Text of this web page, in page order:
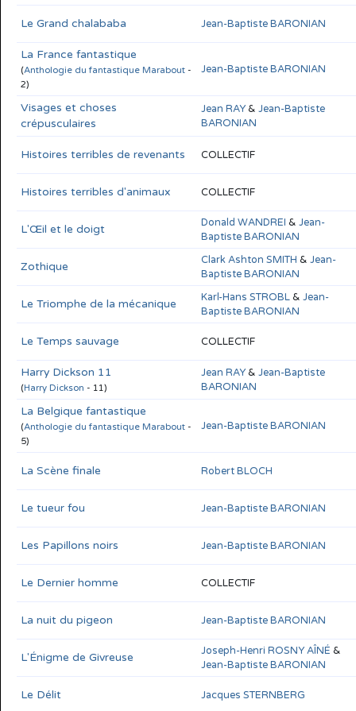
Le Grand chalababa Jean-Baptiste BARONIAN
La France fantastique
(Anthologie du fantastique Marabout -
2)
Jean-Baptiste BARONIAN
Visages et choses
crépusculaires
Jean RAY& Jean-Baptiste
BARONIAN
Histoires terribles de revenants COLLECTIF
Histoires terribles d'animaux COLLECTIF
L'Œil et le doigt Donald WANDREI & Jean-
Baptiste BARONIAN
Zothique Clark Ashton SMITH & Jean-
Baptiste BARONIAN
Le Triomphe de la mécanique Karl-Hans STROBL& Jean-
Baptiste BARONIAN
Le Temps sauvage COLLECTIF
Harry Dickson 11
(Harry Dickson - 11)
Jean RAY& Jean-Baptiste
BARONIAN
La Belgique fantastique
(Anthologie du fantastique Marabout -
5)
Jean-Baptiste BARONIAN
La Scène finale Robert BLOCH
Le tueur fou Jean-Baptiste BARONIAN
Les Papillons noirs Jean-Baptiste BARONIAN
Le Dernier homme COLLECTIF
La nuit du pigeon Jean-Baptiste BARONIAN
L'Énigme de Givreuse Joseph-Henri ROSNY AÎNÉ &
Jean-Baptiste BARONIAN
Le Délit Jacques STERNBERG